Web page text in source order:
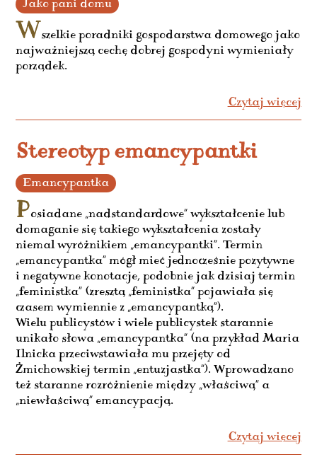
Jako pani domu
W szelkie poradniki gospodarstwa domowego jako
najważniejszą cechę dobrej gospodyni wymieniały
porządek.
Czytaj więcej
Stereotyp emancypantki
Emancypantka
Posiadane „nadstandardowe” wykształcenie lub
domaganie się takiego wykształcenia zostały
niemal wyróżnikiem „emancypantki”. Termin
„emancypantka” mógł mieć jednocześnie pozytywne
i negatywne konotacje, podobnie jak dzisiaj termin
„feministka” (zresztą „feministka” pojawiała się
czasem wymiennie z „emancypantką”).
Wielu publicystów i wiele publicystek starannie
unikało słowa „emancypantka” (na przykład Maria
Ilnicka przeciwstawiała mu przejęty od
Żmichowskiej termin „entuzjastka”). Wprowadzano
też staranne rozróżnienie między „właściwą” a
„niewłaściwą” emancypacją.
Czytaj więcej